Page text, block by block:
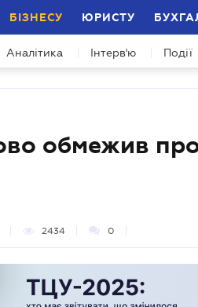
БІЗНЕСУ ЮРИСТУ
Аналітика Інтерв'ю Події
обмежив
2434 0